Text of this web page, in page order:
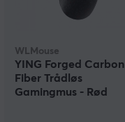
WLMouse
YING Forged Carbon
Fiber Trådløs
Gamingmus - Rød